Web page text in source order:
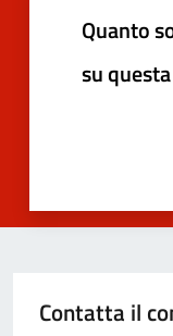
Quanto
su
Contatta il